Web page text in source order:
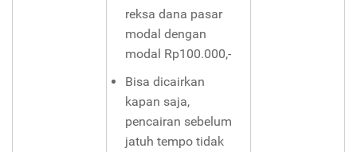
reksa dana pasar
modal dengan
modal Rp100.000,-
Bisa dicairkan
kapan saja,
pencairan sebelum
jatuh tempo tidak